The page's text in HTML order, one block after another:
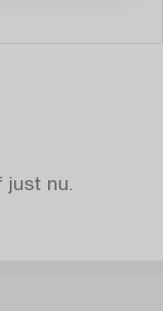
just nu.